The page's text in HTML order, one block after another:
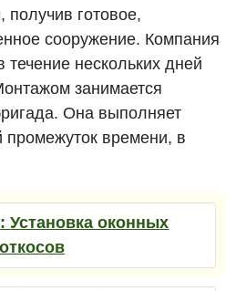
готовое,
сооружение. Компания
течение нескольких дней
занимается
Она выполняет
времени, в
Установка оконных
откосов